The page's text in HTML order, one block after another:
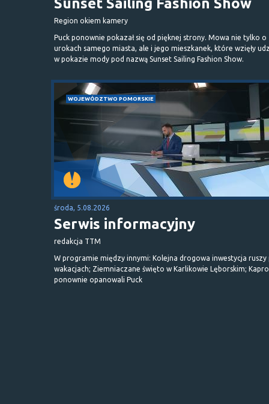
Region okiem kamery
Puck ponownie pokazał się od pięknej strony. Mowa nie tylko o
urokach samego miasta, ale i jego mieszkanek, które wzięły
w pokazie mody pod nazwą Sunset Sailing Fashion Show.
WOJEWÓDZTWO POMORSKIE
środa, 5.08.2026
Serwis informacyjny
redakcja TTM
W programie między innymi: Kolejna drogowa inwestycja ruszy
wakacjach; Ziemniaczane święto w Karlikowie Lęborskim;
ponownie opanowali Puck